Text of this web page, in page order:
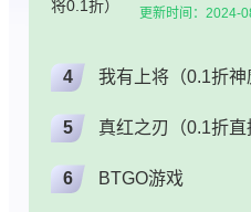
更新时间：2024-
4 我有上将（0.1折神
5
6 BTGO游戏